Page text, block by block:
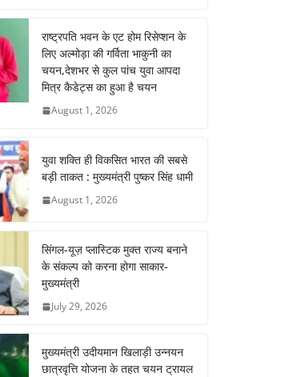
p
m n
राष्ट्रपति भवन के एट होम रिसेप्शन के
लिए अल्मोड़ा की गर्विता भाकुनी का
चयन,देशभर से कुल पांच युवा आपदा
मित्र कैडेट्स का हुआ है चयन
August 1, 2026
युवा शक्ति ही विकसित भारत की सबसे
बड़ी ताकत : मुख्यमंत्री पुष्कर सिंह धामी
August 1, 2026
सिंगल-यूज़ प्लास्टिक मुक्त राज्य बनाने
के संकल्प को करना होगा साकार-
मुख्यमंत्री
July 29, 2026
मुख्यमंत्री उदीयमान खिलाड़ी उन्नयन
छात्रवृत्ति योजना के तहत चयन ट्रायल